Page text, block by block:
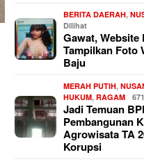
BERITA DAERAH,
Dilihat
Gawat, Website
Tampilkan Foto
Baju
MERAH PUTIH,
HUKUM,RAGAM
Jadi Temuan
Pembangunan
Agrowisata TA
Korupsi